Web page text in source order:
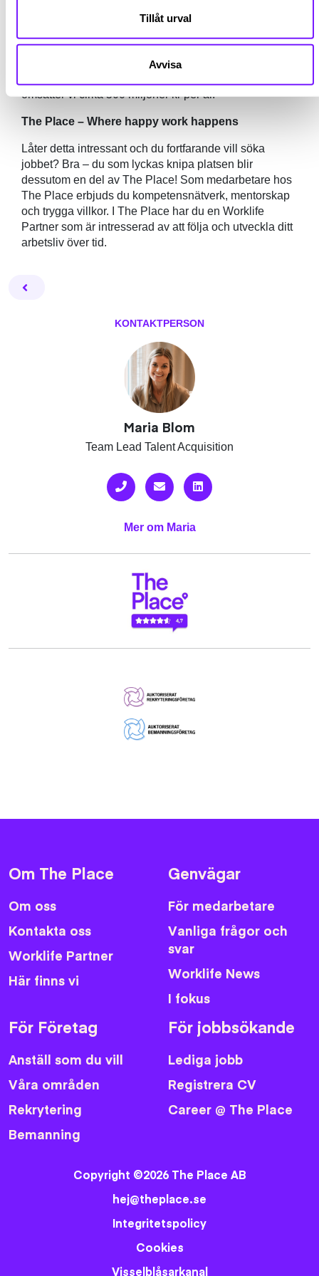
Tillåt urval
Avvisa
även landets största leverantör av fasta släcksystem.
Stockholm. Vi har drygt 80 återförsäljare med
montage- och servicekapacitet runt om i Sverige och
omsätter vi cirka 500 miljoner kr per år.
The Place – Where happy work happens
Låter detta intressant och du fortfarande vill söka
jobbet? Bra – du som lyckas knipa platsen blir
dessutom en del av The Place! Som medarbetare hos
The Place erbjuds du kompetensnätverk, mentorskap
och trygga villkor. I The Place har du en Worklife
Partner som är intresserad av att följa och utveckla ditt
arbetsliv över tid.
Facebook
KONTAKTPERSON
Maria Blom
Team Lead Talent Acquisition
Mer om Maria
Om The Place
Om oss
Kontakta oss
Worklife Partner
Här finns vi
Genvägar
För medarbetare
Vanliga frågor och
svar
Worklife News
I fokus
För Företag
Anställ som du vill
Våra områden
Rekrytering
Bemanning
För jobbsökande
Lediga jobb
Registrera CV
Career @ The Place
Copyright ©2026 The Place AB
hej@theplace.se
Integritetspolicy
Cookies
Visselblåsarkanal